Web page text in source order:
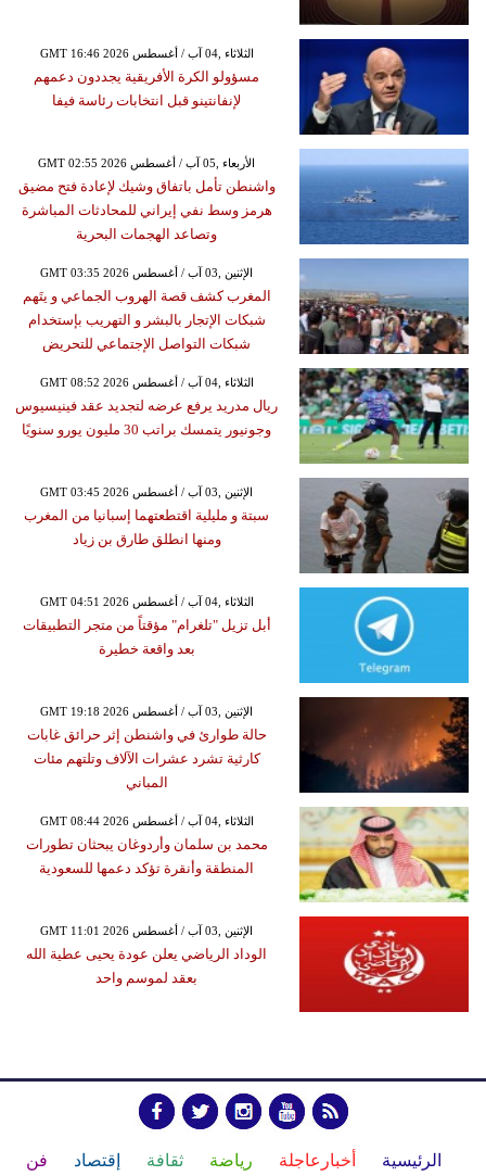
GMT 16:46 2026 الثلاثاء ,04 آب / أغسطس
مسؤولو الكرة الأفريقية يجددون دعمهم
لإنفانتينو قبل انتخابات رئاسة فيفا
GMT 02:55 2026 الأربعاء ,05 آب / أغسطس
واشنطن تأمل باتفاق وشيك لإعادة فتح مضيق
هرمز وسط نفي إيراني للمحادثات المباشرة
وتصاعد الهجمات البحرية
GMT 03:35 2026 الإثنين ,03 آب / أغسطس
المغرب كشف قصة الهروب الجماعي و يتَهم
شبكات الإتجار بالبشر و التهريب بإستخدام
شبكات التواصل الإجتماعي للتحريض
GMT 08:52 2026 الثلاثاء ,04 آب / أغسطس
ريال مدريد يرفع عرضه لتجديد عقد فينيسيوس
وجونيور يتمسك براتب 30 مليون يورو سنويًا
GMT 03:45 2026 الإثنين ,03 آب / أغسطس
سبتة و مليلية اقتطعتهما إسبانيا من المغرب
ومنها انطلق طارق بن زياد
GMT 04:51 2026 الثلاثاء ,04 آب / أغسطس
أبل تزيل "تلغرام" مؤقتاً من متجر التطبيقات
بعد واقعة خطيرة
GMT 19:18 2026 الإثنين ,03 آب / أغسطس
حالة طوارئ في واشنطن إثر حرائق غابات
كارثية تشرد عشرات الآلاف وتلتهم مئات
المباني
GMT 08:44 2026 الثلاثاء ,04 آب / أغسطس
محمد بن سلمان وأردوغان يبحثان تطورات
المنطقة وأنقرة تؤكد دعمها للسعودية
GMT 11:01 2026 الإثنين ,03 آب / أغسطس
الوداد الرياضي يعلن عودة يحيى عطية الله
بعقد لموسم واحد
الرئيسية أخبارعاجلة رياضة ثقافة إقتصاد فن